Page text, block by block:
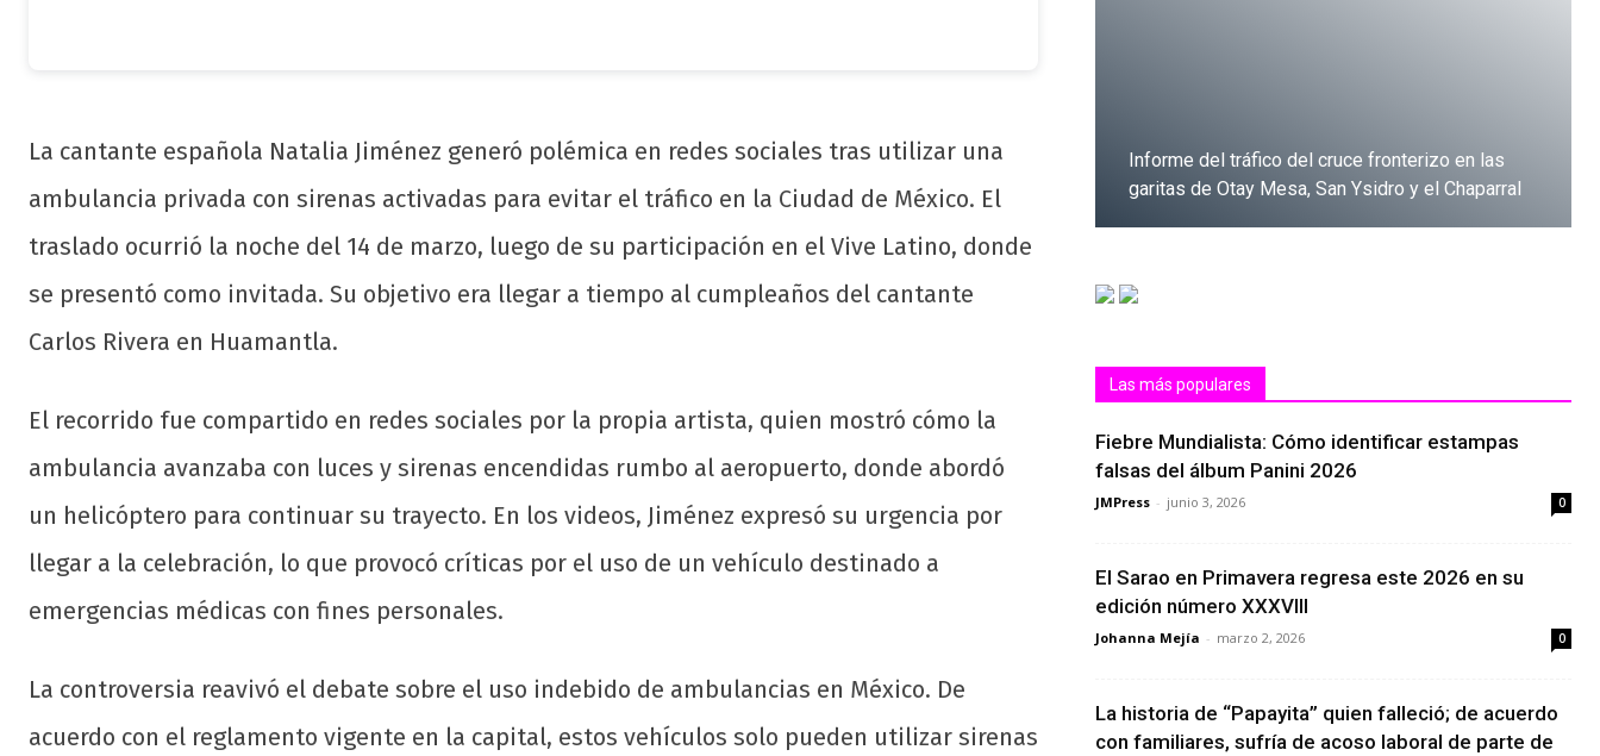
La cantante española Natalia Jiménez generó polémica en redes sociales tras utilizar una
ambulancia privada con sirenas activadas para evitar el tráfico en la Ciudad de México. El
traslado ocurrió la noche del 14 de marzo, luego de su participación en el Vive Latino, donde
se presentó como invitada. Su objetivo era llegar a tiempo al cumpleaños del cantante
Carlos Rivera en Huamantla.
El recorrido fue compartido en redes sociales por la propia artista, quien mostró cómo la
ambulancia avanzaba con luces y sirenas encendidas rumbo al aeropuerto, donde abordó
un helicóptero para continuar su trayecto. En los videos, Jiménez expresó su urgencia por
llegar a la celebración, lo que provocó críticas por el uso de un vehículo destinado a
emergencias médicas con fines personales.
La controversia reavivó el debate sobre el uso indebido de ambulancias en México. De
acuerdo con el reglamento vigente en la capital, estos vehículos solo pueden utilizar sirenas
Informe del tráfico del cruce fronterizo en las
garitas de Otay Mesa, San Ysidro y el Chaparral
Las más populares
Fiebre Mundialista: Cómo identificar estampas
falsas del álbum Panini 2026
JMPress - junio 3, 2026 0
El Sarao en Primavera regresa este 2026 en su
edición número XXXVIII
Johanna Mejía - marzo 2, 2026 0
La historia de “Papayita” quien falleció; de acuerdo
con familiares, sufría de acoso laboral de parte de